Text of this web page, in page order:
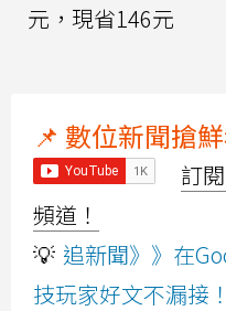
元，現省146元
📌 數位新聞搶鮮
訂
頻道！
💡 追新聞》》在
技玩家好文不漏接！